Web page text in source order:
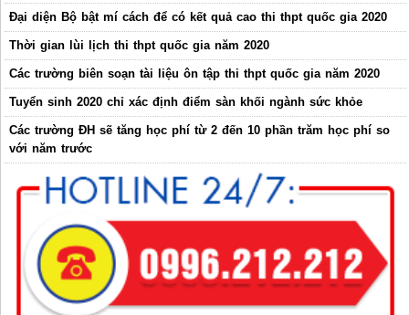
Đại diện Bộ bật mí cách để có kết quả cao thi thpt quốc gia 2020
Thời gian lùi lịch thi thpt quốc gia năm 2020
Các trường biên soạn tài liệu ôn tập thi thpt quốc gia năm 2020
Tuyển sinh 2020 chỉ xác định điểm sàn khối ngành sức khỏe
Các trường ĐH sẽ tăng học phí từ 2 đến 10 phần trăm học phí so
với năm trước